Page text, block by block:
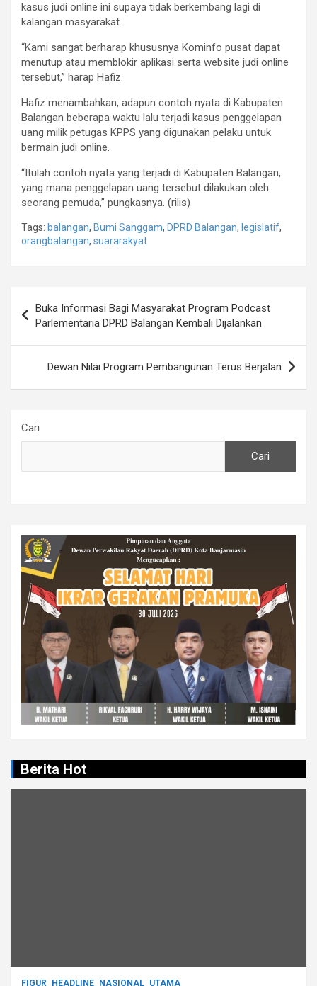
kasus judi online ini supaya tidak berkembang lagi di
kalangan masyarakat.
“Kami sangat berharap khususnya Kominfo pusat dapat
menutup atau memblokir aplikasi serta website judi online
tersebut,” harap Hafiz.
Hafiz menambahkan, adapun contoh nyata di Kabupaten
Balangan beberapa waktu lalu terjadi kasus penggelapan
uang milik petugas KPPS yang digunakan pelaku untuk
bermain judi online.
“Itulah contoh nyata yang terjadi di Kabupaten Balangan,
yang mana penggelapan uang tersebut dilakukan oleh
seorang pemuda,” pungkasnya. (rilis)
Tags: balangan, Bumi Sanggam, DPRD Balangan, legislatif,
orangbalangan, suararakyat
pos
Buka Informasi Bagi Masyarakat Program Podcast
Parlementaria DPRD Balangan Kembali Dijalankan
Dewan Nilai Program Pembangunan Terus Berjalan
Cari
Cari
Berita Hot
FIGUR HEADLINE NASIONAL UTAMA